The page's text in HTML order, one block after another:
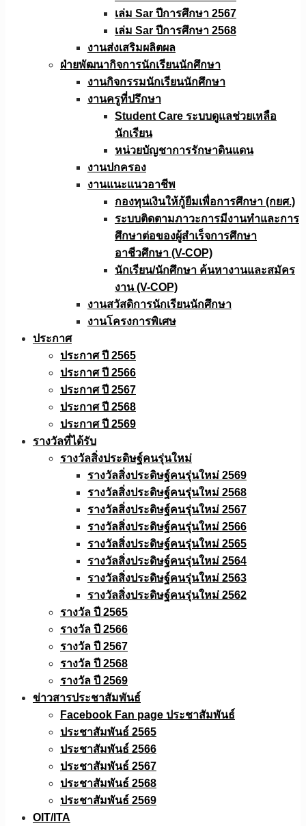
เล่ม Sar ปีการศึกษา 2567
เล่ม Sar ปีการศึกษา 2568
งานส่งเสริมผลิตผล
ฝ่ายพัฒนากิจการนักเรียนนักศึกษา
งานกิจกรรมนักเรียนนักศึกษา
งานครูที่ปรึกษา
Student Care ระบบดูแลช่วยเหลือ
นักเรียน
หน่วยบัญชาการรักษาดินแดน
งานปกครอง
งานแนะแนวอาชีพ
กองทุนเงินให้กู้ยืมเพื่อการศึกษา (กยศ.)
ระบบติดตามภาวะการมีงานทำและการ
ศึกษาต่อของผู้สำเร็จการศึกษา
อาชีวศึกษา (V-COP)
นักเรียน/นักศึกษา ค้นหางานและสมัคร
งาน (V-COP)
งานสวัสดิการนักเรียนนักศึกษา
งานโครงการพิเศษ
ประกาศ
ประกาศ ปี 2565
ประกาศ ปี 2566
ประกาศ ปี 2567
ประกาศ ปี 2568
ประกาศ ปี 2569
รางวัลที่ได้รับ
รางวัลสิ่งประดิษฐ์คนรุ่นใหม่
รางวัลสิ่งประดิษฐ์คนรุ่นใหม่ 2569
รางวัลสิ่งประดิษฐ์คนรุ่นใหม่ 2568
รางวัลสิ่งประดิษฐ์คนรุ่นใหม่ 2567
รางวัลสิ่งประดิษฐ์คนรุ่นใหม่ 2566
รางวัลสิ่งประดิษฐ์คนรุ่นใหม่ 2565
รางวัลสิ่งประดิษฐ์คนรุ่นใหม่ 2564
รางวัลสิ่งประดิษฐ์คนรุ่นใหม่ 2563
รางวัลสิ่งประดิษฐ์คนรุ่นใหม่ 2562
รางวัล ปี 2565
รางวัล ปี 2566
รางวัล ปี 2567
รางวัล ปี 2568
รางวัล ปี 2569
ข่าวสารประชาสัมพันธ์
Facebook Fan page ประชาสัมพันธ์
ประชาสัมพันธ์ 2565
ประชาสัมพันธ์ 2566
ประชาสัมพันธ์ 2567
ประชาสัมพันธ์ 2568
ประชาสัมพันธ์ 2569
OIT/ITA